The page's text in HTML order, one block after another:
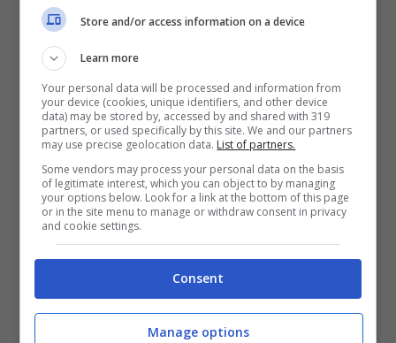
della conduttrice.Stiamo parlando del suo
cagnolino Oliver, scomparso nel 2018.
“Con lui ho condiviso tutto”:
la confessione
Store and/or access information on a device
Learn more
Your personal data will be processed and information from
your device (cookies, unique identifiers, and other device
data) may be stored by, accessed by and shared with 319
partners, or used specifically by this site. We and our partners
may use precise geolocation data. List of partners.
Some vendors may process your personal data on the basis
of legitimate interest, which you can object to by managing
your options below. Look for a link at the bottom of this page
or in the site menu to manage or withdraw consent in privacy
and cookie settings.
Consent
Manage options